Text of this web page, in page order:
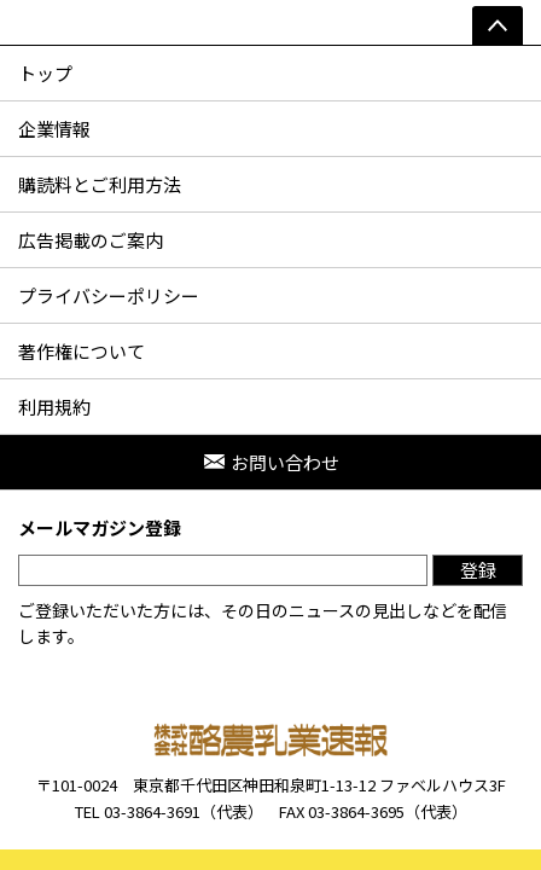
トップ
企業情報
購読料とご利用方法
広告掲載のご案内
プライバシーポリシー
著作権について
利用規約
お問い合わせ
〒101-0024 東京都千代田区神田和泉町1-13-12 ファベルハウス3F
TEL 03-3864-3691（代表）
FAX 03-3864-3695（代表）
メールマガジン登録
登録
ご登録いただいた方には、その日のニュースの見出しなどを配信
します。